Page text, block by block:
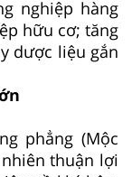
nghiệp hàng
hữu cơ; tăng
dược liệu gắn
phẳng (Mộc
thuận lợi